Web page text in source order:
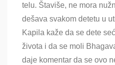
telu. Štaviše, ne mora
dešava svakom detetu u
Kapila kaže da se dete
života i da se moli
daje komentar da se ovo